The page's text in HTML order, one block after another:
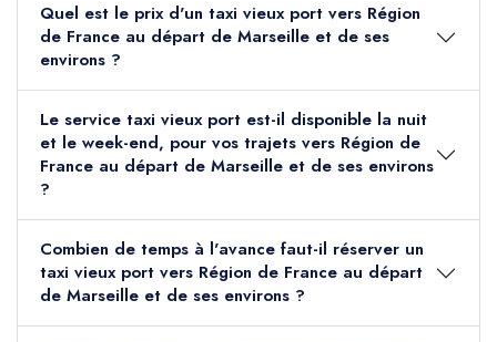
Quel est le prix d'un taxi vieux port vers Région
de France au départ de Marseille et de ses
environs ?
Le service taxi vieux port est-il disponible la nuit
et le week-end, pour vos trajets vers Région de
France au départ de Marseille et de ses environs
?
Combien de temps à l'avance faut-il réserver un
taxi vieux port vers Région de France au départ
de Marseille et de ses environs ?